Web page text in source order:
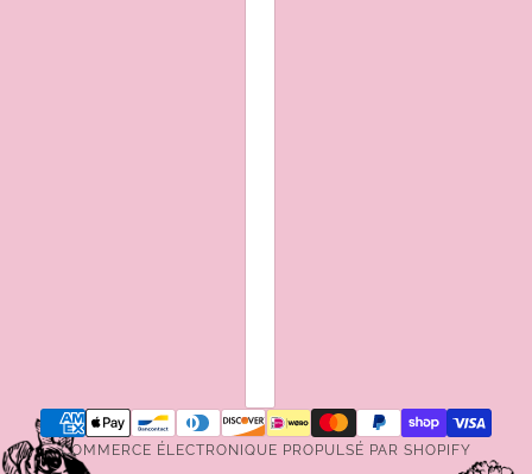
COMMERCE ÉLECTRONIQUE PROPULSÉ PAR SHOPIFY